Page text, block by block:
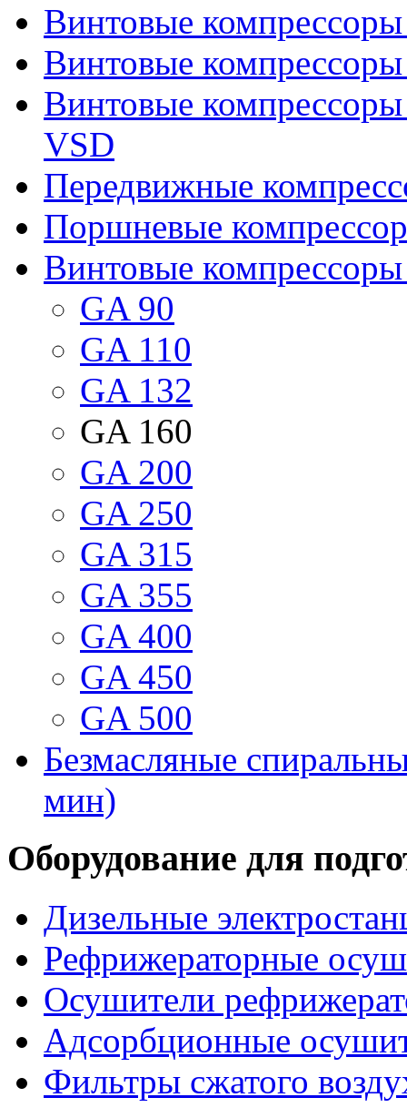
Винтовые
Винтовые
Винтовые
VSD
Передвижные
Поршневые
Винтовые
GA 90
GA 110
GA 132
GA 160
GA 200
GA 250
GA 315
GA 355
GA 400
GA 450
GA 500
Безмасляные
мин)
Оборудование для
Дизельные
Рефрижераторные
Осушители
Адсорбционные
Фильтры сжатого